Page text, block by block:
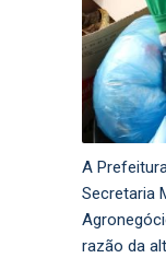
A
Secretaria
razão da